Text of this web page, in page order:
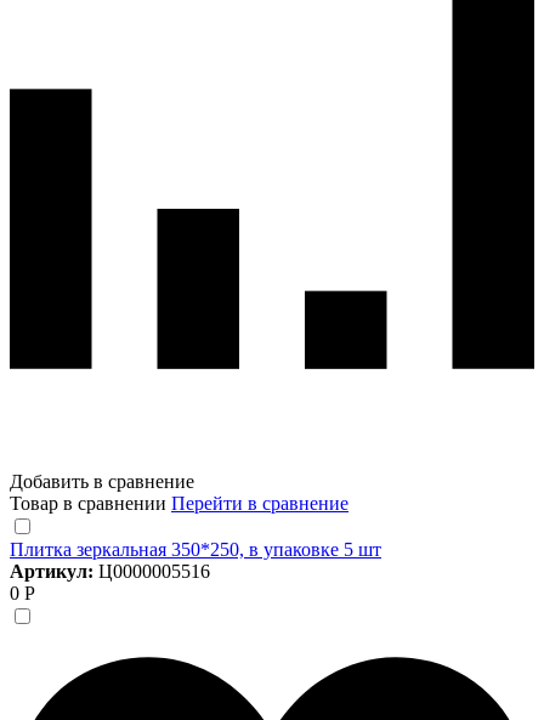
Добавить в сравнение
Товар в сравнении Перейти в сравнение
Плитка зеркальная 350*250, в упаковке 5 шт
Артикул: Ц0000005516
0 Р